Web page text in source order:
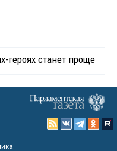
героях станет проще